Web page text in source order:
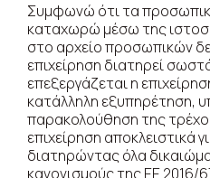
Συμφωνώ ότι τα
καταχωρώ μέσω της
στο αρχείο προσωπικών
επιχείρηση διατηρεί
επεξεργάζεται η
κατάλληλη εξυπηρέτηση,
παρακολούθηση της
επιχείρηση αποκλειστικά
διατηρώντας όλα
κανονισμούς της ΕΕ 2016/